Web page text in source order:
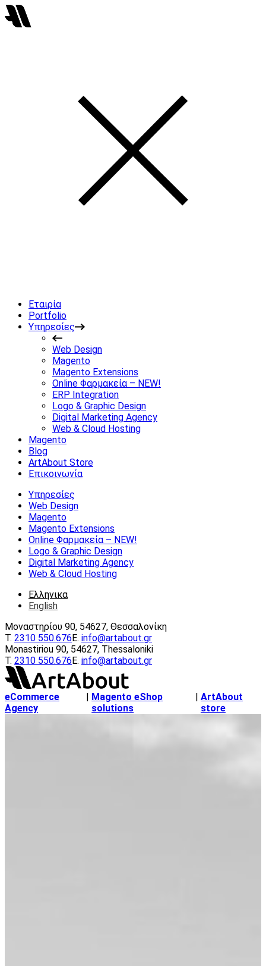
Εταιρία
Portfolio
Υπηρεσίες
Web Design
Magento
Magento Extensions
Online Φαρμακεία – NEW!
ERP Integration
Logo & Graphic Design
Digital Marketing Agency
Web & Cloud Hosting
Magento
Blog
ArtAbout Store
Επικοινωνία
Υπηρεσίες
Web Design
Magento
Magento Extensions
Online Φαρμακεία – ΝEW!
Logo & Graphic Design
Digital Marketing Agency
Web & Cloud Hosting
Ελληνικα
English
Μοναστηρίου 90, 54627, Θεσσαλονίκη
Τ. 2310 550.676E. info@artabout.gr
Monastiriou 90, 54627, Thessaloniki
Τ. 2310 550.676E. info@artabout.gr
eCommerce
Agency
| Magento eShop
solutions
| ArtAbout
store